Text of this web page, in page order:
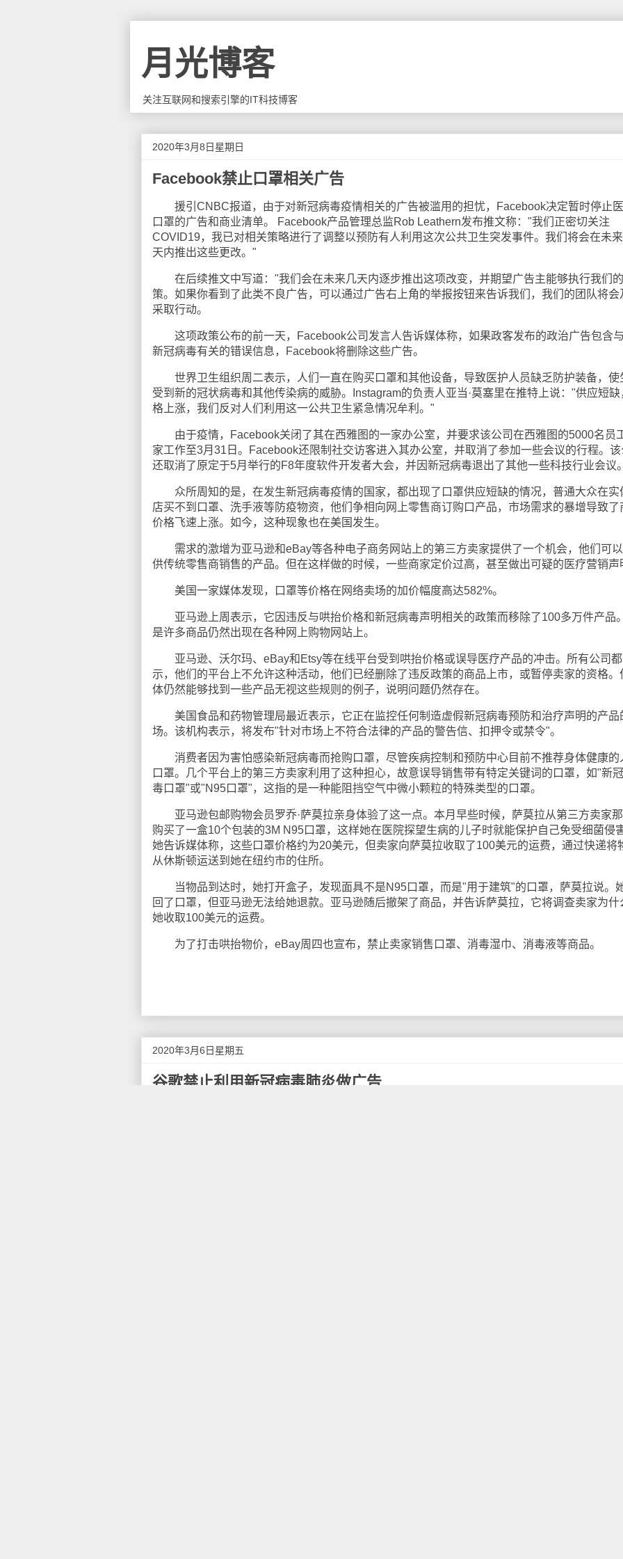
月光博客
关注互联网和搜索引擎的IT科技博客
2020年3月8日星期日
Facebook禁止口罩相关广告
援引CNBC报道，由于对新冠病毒疫情相关的广告被滥用的担忧，Facebook决定暂时停止
口罩的广告和商业清单。 Facebook产品管理总监Rob Leathern发布推文称："我们正密切关注
COVID19，我已对相关策略进行了调整以预防有人利用这次公共卫生突发事件。我们将会在未
天内推出这些更改。"
在后续推文中写道："我们会在未来几天内逐步推出这项改变，并期望广告主能够执行我们
策。如果你看到了此类不良广告，可以通过广告右上角的举报按钮来告诉我们，我们的团队将会
采取行动。
这项政策公布的前一天，Facebook公司发言人告诉媒体称，如果政客发布的政治广告包含
新冠病毒有关的错误信息，Facebook将删除这些广告。
世界卫生组织周二表示，人们一直在购买口罩和其他设备，导致医护人员缺乏防护装备，使
受到新的冠状病毒和其他传染病的威胁。Instagram的负责人亚当·莫塞里在推特上说："供应短缺
格上涨，我们反对人们利用这一公共卫生紧急情况牟利。"
由于疫情，Facebook关闭了其在西雅图的一家办公室，并要求该公司在西雅图的5000名员
家工作至3月31日。Facebook还限制社交访客进入其办公室，并取消了参加一些会议的行程。该
还取消了原定于5月举行的F8年度软件开发者大会，并因新冠病毒退出了其他一些科技行业会议。
众所周知的是，在发生新冠病毒疫情的国家，都出现了口罩供应短缺的情况，普通大众在实
店买不到口罩、洗手液等防疫物资，他们争相向网上零售商订购口产品，市场需求的暴增导致了
价格飞速上涨。如今，这种现象也在美国发生。
需求的激增为亚马逊和eBay等各种电子商务网站上的第三方卖家提供了一个机会，他们可
供传统零售商销售的产品。但在这样做的时候，一些商家定价过高，甚至做出可疑的医疗营销声
美国一家媒体发现，口罩等价格在网络卖场的加价幅度高达582%。
亚马逊上周表示，它因违反与哄抬价格和新冠病毒声明相关的政策而移除了100多万件产品
是许多商品仍然出现在各种网上购物网站上。
亚马逊、沃尔玛、eBay和Etsy等在线平台受到哄抬价格或误导医疗产品的冲击。所有公司
示，他们的平台上不允许这种活动，他们已经删除了违反政策的商品上市，或暂停卖家的资格。
体仍然能够找到一些产品无视这些规则的例子，说明问题仍然存在。
美国食品和药物管理局最近表示，它正在监控任何制造虚假新冠病毒预防和治疗声明的产品
场。该机构表示，将发布"针对市场上不符合法律的产品的警告信、扣押令或禁令"。
消费者因为害怕感染新冠病毒而抢购口罩，尽管疾病控制和预防中心目前不推荐身体健康的
口罩。几个平台上的第三方卖家利用了这种担心，故意误导销售带有特定关键词的口罩，如"新
毒口罩"或"N95口罩"，这指的是一种能阻挡空气中微小颗粒的特殊类型的口罩。
亚马逊包邮购物会员罗乔·萨莫拉亲身体验了这一点。本月早些时候，萨莫拉从第三方卖家
购买了一盒10个包装的3M N95口罩，这样她在医院探望生病的儿子时就能保护自己免受细菌侵害
她告诉媒体称，这些口罩价格约为20美元，但卖家向萨莫拉收取了100美元的运费，通过快递将
从休斯顿运送到她在纽约市的住所。
当物品到达时，她打开盒子，发现面具不是N95口罩，而是"用于建筑"的口罩，萨莫拉说。
回了口罩，但亚马逊无法给她退款。亚马逊随后撤架了商品，并告诉萨莫拉，它将调查卖家为什
她收取100美元的运费。
为了打击哄抬物价，eBay周四也宣布，禁止卖家销售口罩、消毒湿巾、消毒液等商品。
2020年3月6日星期五
谷歌禁止利用新冠病毒肺炎做广告